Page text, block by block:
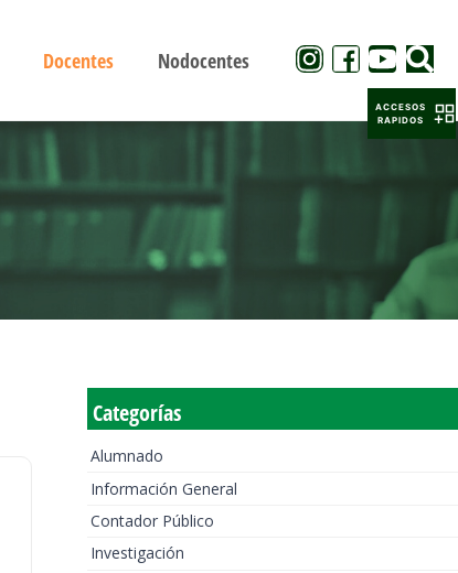
Docentes Nodocentes
Categorías
Alumnado
Información General
Contador Público
Investigación
ACCESOS
RAPIDOS